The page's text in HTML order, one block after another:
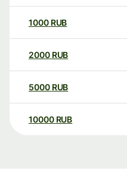
1000 RUB
2000 RUB
5000 RUB
10000 RUB